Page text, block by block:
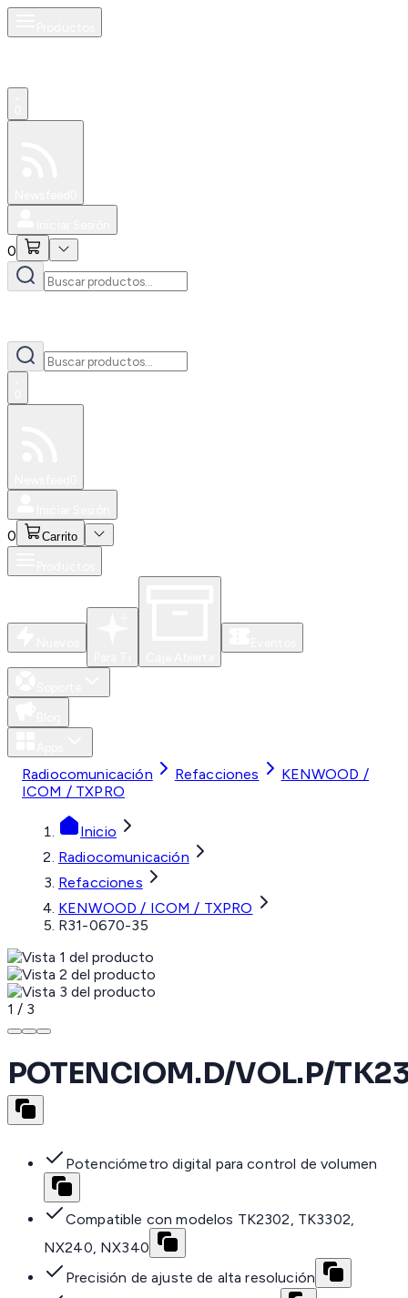
0
0 Carrito
Radiocomunicación Refacciones
KENWOOD /
ICOM / TXPRO
Inicio
Radiocomunicación
Refacciones
KENWOOD / ICOM / TXPRO
R31-0670-35
1 / 3
POTENCIOM.D/VOL.P/
Potenciómetro digital para control de volumen
Compatible con modelos TK2302, TK3302,
NX240, NX340
Precisión de ajuste de alta resolución